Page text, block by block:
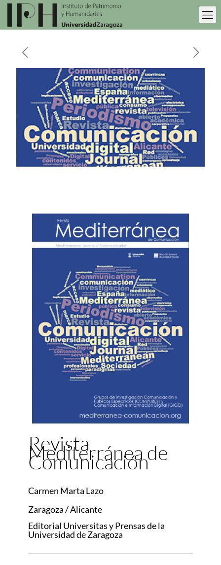
Revista
Mediterránea de
Comunicación
Carmen Marta Lazo
Zaragoza / Alicante
Editorial Universitas y Prensas de la
Universidad de Zaragoza